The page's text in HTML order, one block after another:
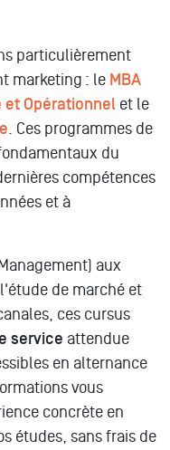
particulièrement
marketing : le MBA
et Opérationnel et le
. Ces programmes de
du
compétences
et à
aux
de marché et
ces cursus
service attendue
en alternance
vous
concrète en
études, sans frais de